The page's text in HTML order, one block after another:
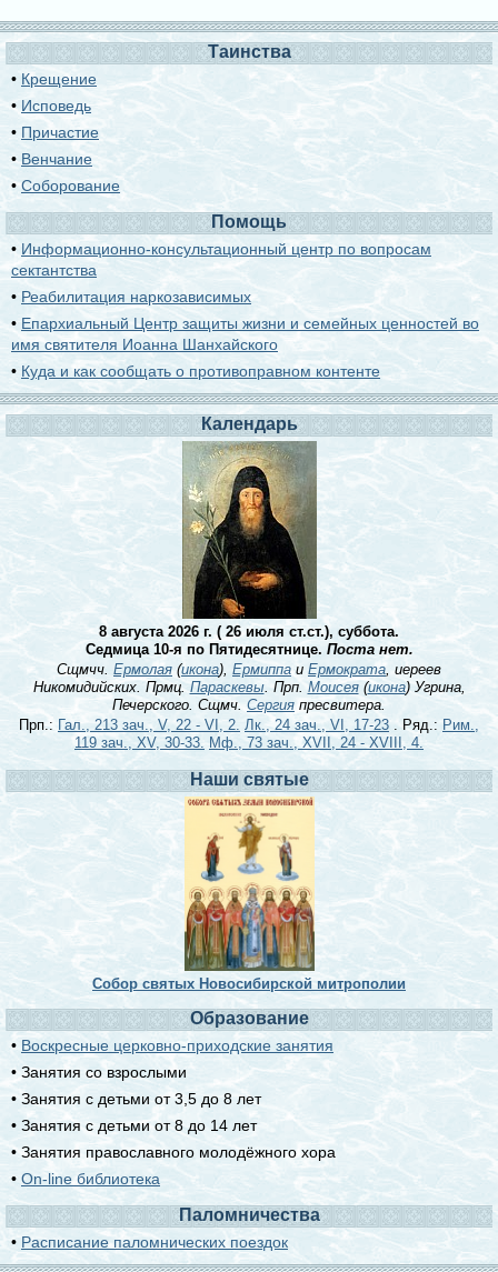
Таинства
• Крещение
• Исповедь
• Причастие
• Венчание
•Соборование
Помощь
• Информационно-консультационный центр по вопросам
сектантства
• Реабилитация наркозависимых
• Епархиальный Центр защиты жизни и семейных ценностей во
имя святителя Иоанна Шанхайского
• Куда и как сообщать о противоправном контенте
Календарь
8 августа 2026 г. ( 26 июля ст.ст.), суббота.
Седмица 10-я по Пятидесятнице. Поста нет.
Сщмчч. Ермолая (икона), Ермиппаи Ермократа, иереев
Никомидийских. Прмц.Параскевы. Прп. Моисея(икона) Угрина,
Печерского. Сщмч. Сергия пресвитера.
Прп.: Гал., 213 зач., V, 22 - VI, 2. Лк., 24 зач., VI, 17-23 . Ряд.: Рим.,
119 зач., XV, 30-33. Мф., 73 зач., XVII, 24 - XVIII, 4.
Наши святые
Собор святых Новосибирской митрополии
Образование
• Воскресные церковно-приходские занятия
• Занятия со взрослыми
• Занятия с детьми от 3,5 до 8 лет
• Занятия с детьми от 8 до 14 лет
• Занятия православного молодёжного хора
• On-line библиотека
Паломничества
• Расписание паломнических поездок